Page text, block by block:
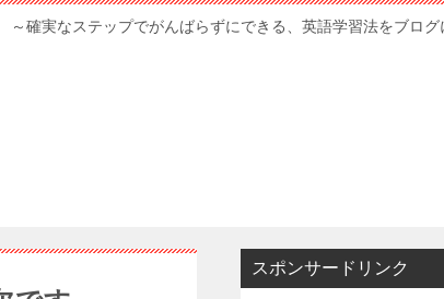
～確実なステップでがんばらずにできる、英語学習法をブログ
スポンサードリンク